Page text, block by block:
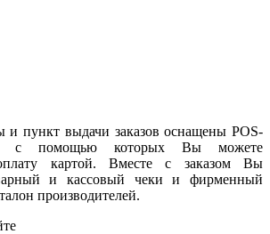
и пункт выдачи заказов оснащены POS-
с помощью которых Вы можете
картой. Вместе с заказом Вы
и кассовый чеки и фирменный
производителей.